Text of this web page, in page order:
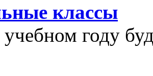
классы
году